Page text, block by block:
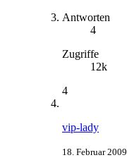
Antworten
4
Zugriffe
12k
4
vip-lady
18. Februar 2009